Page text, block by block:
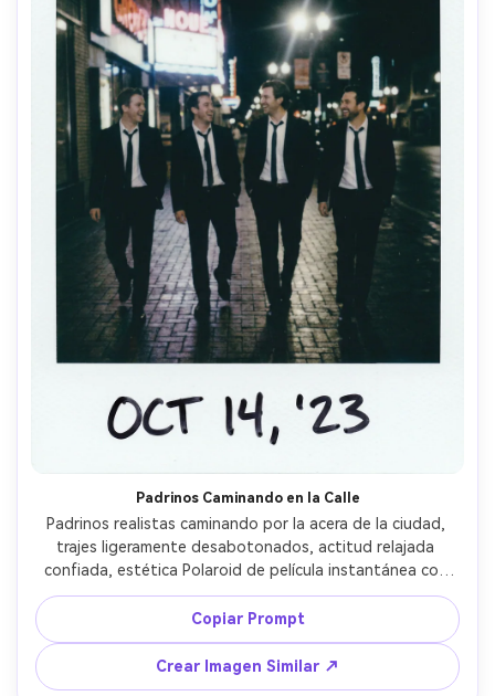
Padrinos Caminando en la Calle
Padrinos realistas caminando por la acera de la ciudad,
trajes ligeramente desabotonados, actitud relajada
confiada, estética Polaroid de película instantánea con
marco blanco y desvanecimiento suave de color, flash en
cámara como una instantánea nocturna, grano sutil,
tomada con lente de 35mm, ángulo bajo y leve inclinación
para efecto espontáneo, fecha manuscrita en el borde --
ar 4:5
Copiar Prompt
Crear Imagen Similar ↗